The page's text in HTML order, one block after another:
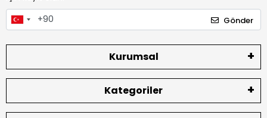
Gönder
Kurumsal
Kategoriler